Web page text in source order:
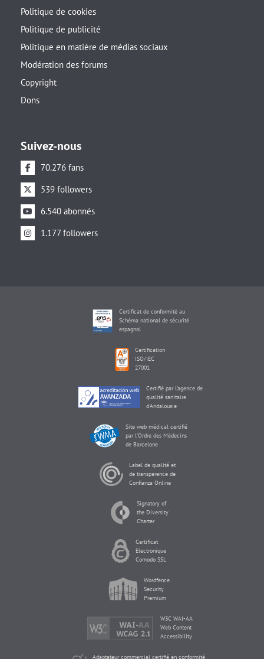
Politique de cookies
Politique de publicité
Politique en matière de médias sociaux
Modération des forums
Copyright
Dons
Suivez-nous
70.276 fans
539 followers
6.540 abonnés
1.177 followers
Certificat de conformité au
Schéma national de sécurité
espagnol
Certification
ISO/IEC
27001
Certifié par l'agence de
qualité sanitaire
d'Andalousie
Site web médical certifié
par l'Ordre des Médecins
de Barcelone
Label de qualité et
de transparence de
Confianza Online
Signatory of
the Diversity
Charter
Certificat
Electronique
Comodo SSL
Wordfence
Security
Premium
W3C WAI-AA
Web Content
Accessibility
Adaptateur commercial certifié en conformité